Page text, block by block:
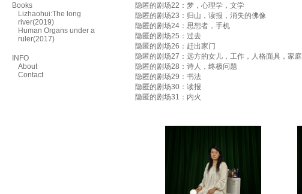
Books
Lizhaohui:The long
river(2019)
Human Organs under a
ruler(2017)
INFO
About
Contact
隐匿的剧场22：梦，心理学，文学
隐匿的剧场23：归山，读报，消失的佛像
隐匿的剧场24：思想者，手机
隐匿的剧场25：过去
隐匿的剧场26：赶出家门
隐匿的剧场27：远方的女儿，工作，人格面具，家庭
隐匿的剧场28：诗人，终极问题
隐匿的剧场29：书法
隐匿的剧场30：读报
隐匿的剧场31：内火